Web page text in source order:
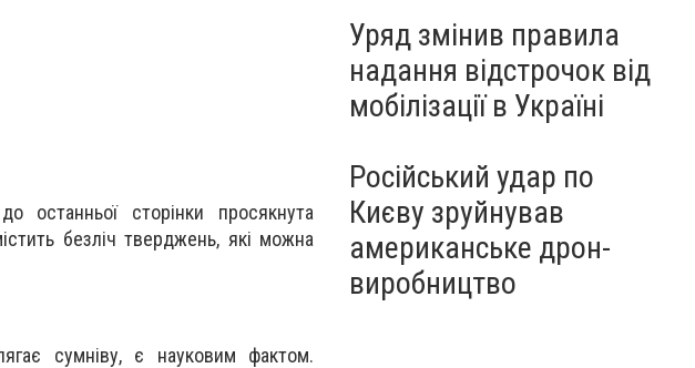
останньої сторінки просякнута
безліч тверджень, які можна
сумніву, є науковим фактом.
Уряд змінив правила
надання відстрочок від
мобілізації в Україні
Російський удар по
Києву зруйнував
американське дрон-
виробництво